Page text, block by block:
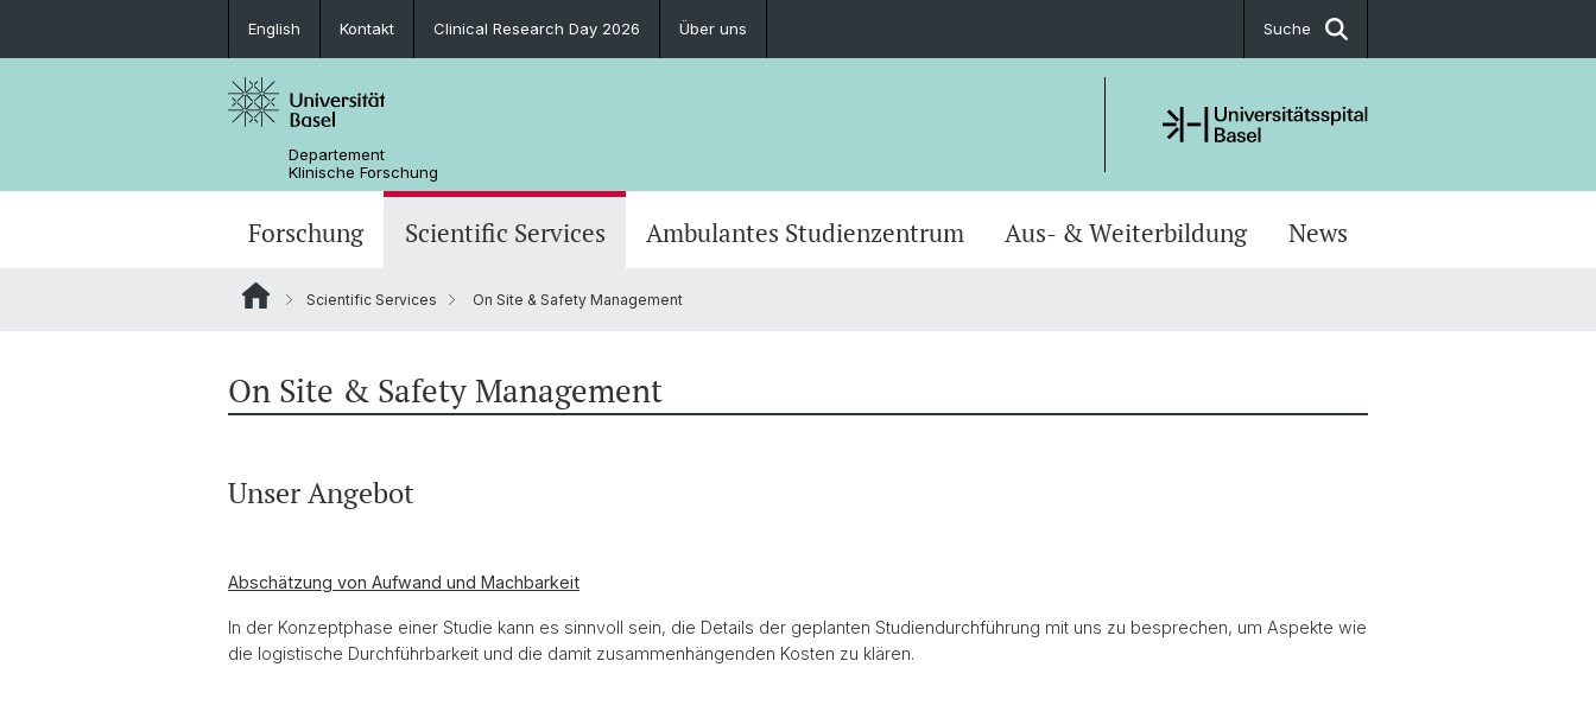
English Kontakt Clinical Research Day 2026 Über uns Suche
Departement
Klinische Forschung
Forschung Scientific Services Ambulantes Studienzentrum Aus- & Weiterbildung News
Scientific Services On Site & Safety Management
On Site & Safety Management
Unser Angebot
Abschätzung von Aufwand und Machbarkeit
In der Konzeptphase einer Studie kann es sinnvoll sein, die Details der geplanten Studiendurchführung mit uns zu besprechen, um Aspekte wie
die logistische Durchführbarkeit und die damit zusammenhängenden Kosten zu klären.